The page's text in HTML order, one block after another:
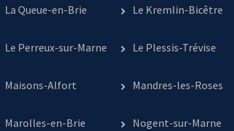
La Queue-en-Brie Le Kremlin-Bicêtre
Le Perreux-sur-Marne Le Plessis-Trévise
Maisons-Alfort Mandres-les-Roses
Marolles-en-Brie Nogent-sur-Marne